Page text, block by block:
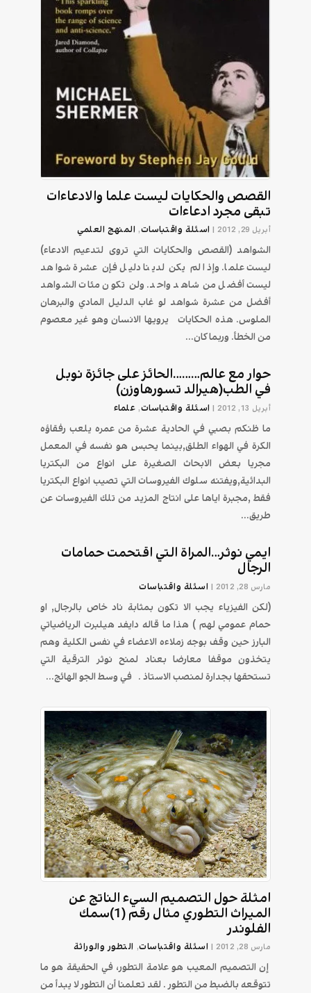
القصص والحكايات ليست علما والادعاءات
تبقى مجرد ادعاءات
أبريل 29, 2012 | اسئلة واقتباسات, المنهج العلمي
الشواهد (القصص والحكايات التي تروى لتدعيم الادعاء)
ليست علما. وإذا لم يكن لدينا دليل فإن عشرة شواهد
ليست أفضل من شاهد واحد. ولن تكون مئات الشواهد
أفضل من عشرة شواهد لو غاب الدليل المادي والبرهان
الملوس. هذه الحكايات  يرويها الانسان وهو غير معصوم
من الخطأ. وربما كان...
حوار مع عالم………الحائز على جائزة نوبل
في الطب(هيرالد تسورهاوزن)
أبريل 13, 2012 | اسئلة واقتباسات, علماء
ما ظنكم بصبي في الحادية عشرة من عمره يلعب رفقاؤه
الكرة في الهواء الطلق,بينما يحبس هو نفسه في المعمل
مجريا بعض الابحاث الصغيرة على انواع من البكتريا
البدائية,ويفتنه سلوك الفيروسات التي تصيب انواع البكتريا
فقط ,مجبرة اياها على انتاج المزيد من تلك الفيروسات عن
طريق...
ايمي نوثر…المراة التي اقتحمت حمامات
الرجال
مارس 28, 2012 | اسئلة واقتباسات
(لكن الفيزياء يجب الا تكون بمثابة ناد خاص بالرجال, او
حمام عمومي لهم ) هذا ما قاله دايفد هيلبرت الرياضياتي
البارز حين وقف بوجه زملاءه الاعضاء في نفس الكلية وهم
يتخذون موقفا معارضا بعناد لمنح نوثر الترقية التي
تستحقها بجدارة لمنصب الاستاذ . في وسط الجو الهائج...
امثلة حول التصميم السيء الناتج عن
الميراث التطوري مثال رقم (1)سمك
الفلوندر
مارس 28, 2012 | اسئلة واقتباسات, التطور والوراثة
إن التصميم المعيب هو علامة التطور، في الحقيقة هو ما
تتوقعه بالضبط من التطور . لقد تعلمنا أن التطور لا يبدأ من